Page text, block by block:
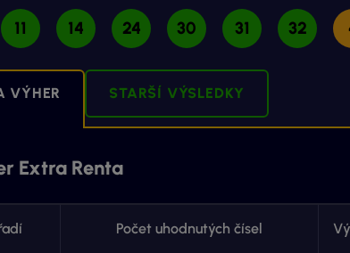
11 14 24 30 31 32
VÝHER STARŠÍ VÝSLEDKY
Extra Renta
Počet uhodnutých čísel